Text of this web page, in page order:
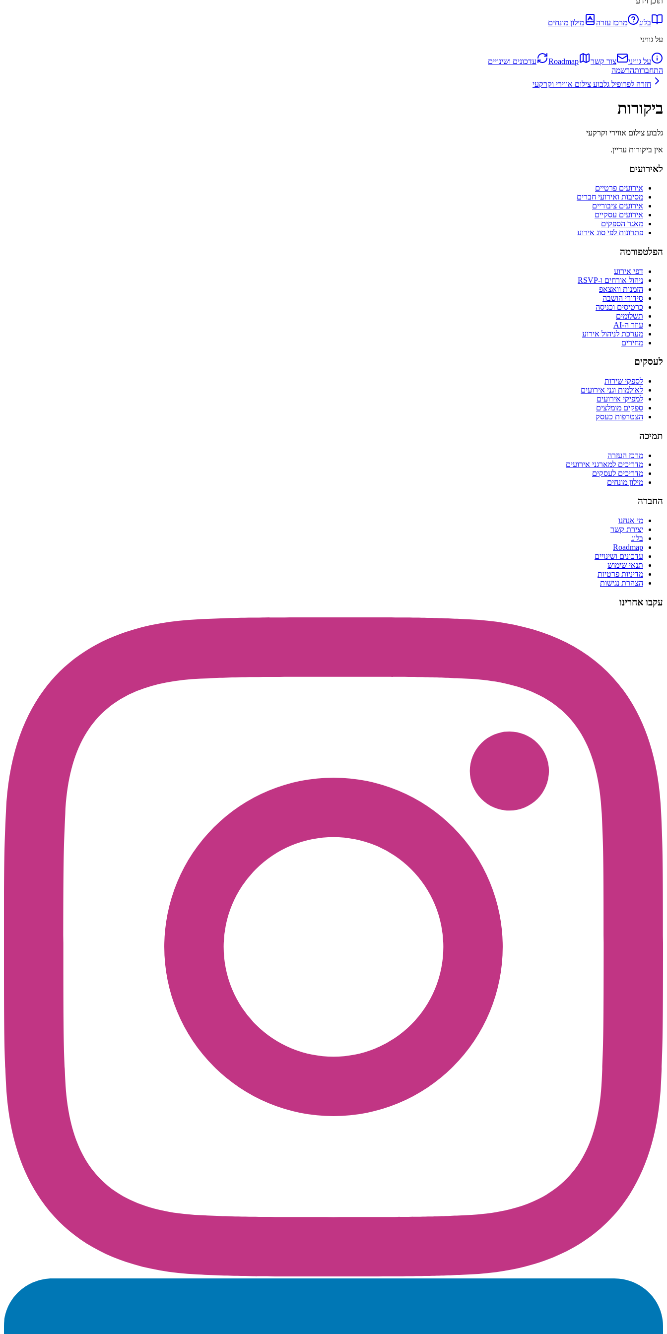
בלוג מרכז עזרה
מילון מונחים
על גוויני
על גוויני צור קשר Roadmap
עדכונים ושינויים
התחברותהרשמה
חזרה לפרופיל גלבוע צילום אווירי וקרקעי
ביקורות
גלבוע צילום אווירי וקרקעי
אין ביקורות עדיין.
לאירועים
אירועים פרטיים
מסיבות ואירועי חברים
אירועים ציבוריים
אירועים עסקיים
מאגר הספקים
פתרונות לפי סוג אירוע
הפלטפורמה
דפי אירוע
ניהול אורחים ו-RSVP
הזמנות וואצאפ
סידורי הושבה
כרטיסים וכניסה
תשלומים
עוזר ה-AI
מערכת לניהול אירוע
מחירים
לעסקים
לספקי שירות
לאולמות וגני אירועים
למפיקי אירועים
ספקים מומלצים
הצטרפות כעסק
תמיכה
מרכז העזרה
מדריכים למארגני אירועים
מדריכים לעסקים
מילון מונחים
החברה
מי אנחנו
יצירת קשר
בלוג
Roadmap
עדכונים ושינויים
תנאי שימוש
מדיניות פרטיות
הצהרת נגישות
עקבו אחרינו